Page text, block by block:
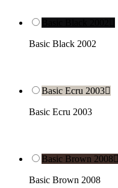
Basic Black 2002
Basic Ecru 2003
Basic Ecru 2003
Basic Brown 2008
Basic Brown 2008